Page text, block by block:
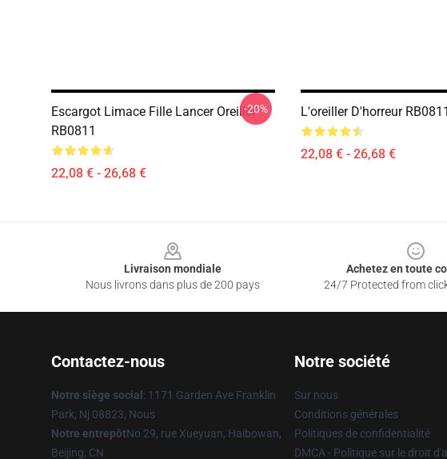
Escargot Limace Fille Lancer Oreiller
RB0811
22,08 € - 26,68 €
-20% L'oreiller D'horreur RB0811
22,08 € - 26,68 €
Livraison mondiale
Nous livrons dans plus de 200 pays
Achetez en toute
24/7 Protected from
Contactez-nous
Notre siège social : 1171 Garden Ave Franklin
Park, Nj 08823, Nous
Notre entrepôtNo 29, rue Xueyuan, Haibowan,
Beijing, CN
Notre société
Sur nous
Conditions générales
Politiques de confidentialité
DMCA - Politique sur le droit